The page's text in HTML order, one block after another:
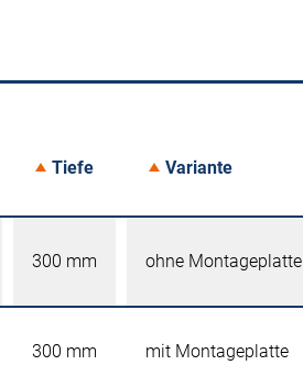
Tiefe Variante
300 mm ohne Montageplatte
300 mm mit Montageplatte